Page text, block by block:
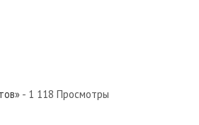
- 1 118 Просмотры